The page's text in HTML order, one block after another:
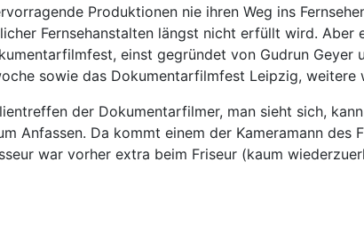
Produktionen nie ihren Weg ins
Fernsehanstalten längst nicht erfüllt wird. Aber
einst gegründet von Gudrun Geyer
sowie das Dokumentarfilmfest Leipzig,
der Dokumentarfilmer, man sieht sich,
Anfassen. Da kommt einem der Kameramann
war vorher extra beim Friseur (kaum